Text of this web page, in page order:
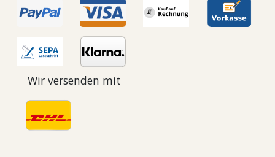
Wir versenden mit